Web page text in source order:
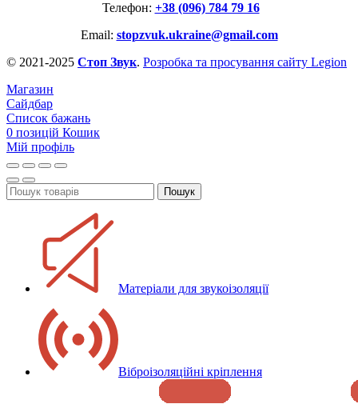
Телефон: +38 (096) 784 79 16
Email: stopzvuk.ukraine@gmail.com
© 2021-2025 Стоп Звук. Розробка та просування сайту Legion
Магазин
Сайдбар
Список бажань
0 позицій Кошик
Мій профіль
Пошук
Матеріали для звукоізоляції
Віброізоляційні кріплення